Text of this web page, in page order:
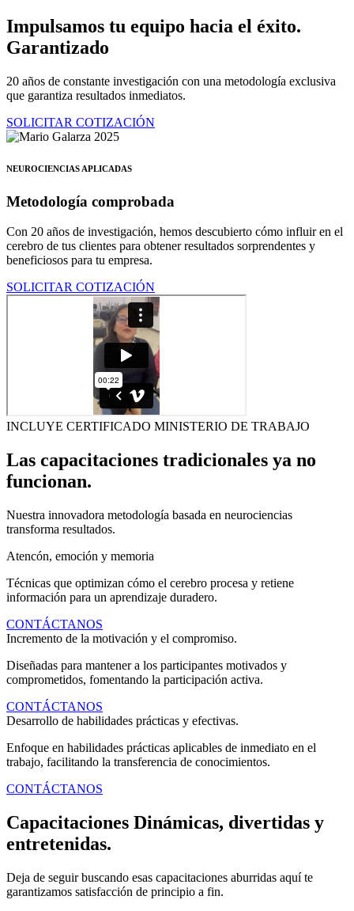
Ir
al
contenido
Impulsamos tu equipo hacia el éxito.
Garantizado
20 años de constante investigación con una metodología exclusiva
que garantiza resultados inmediatos.
SOLICITAR COTIZACIÓN
NEUROCIENCIAS APLICADAS
Metodología comprobada
Con 20 años de investigación, hemos descubierto cómo influir en el
cerebro de tus clientes para obtener resultados sorprendentes y
beneficiosos para tu empresa.
SOLICITAR COTIZACIÓN
INCLUYE CERTIFICADO MINISTERIO DE TRABAJO
Las capacitaciones tradicionales ya no
funcionan.
Nuestra innovadora metodología basada en neurociencias
transforma resultados.
Atencón, emoción y memoria
Técnicas que optimizan cómo el cerebro procesa y retiene
información para un aprendizaje duradero.
CONTÁCTANOS
Incremento de la motivación y el compromiso.
Diseñadas para mantener a los participantes motivados y
comprometidos, fomentando la participación activa.
CONTÁCTANOS
Desarrollo de habilidades prácticas y efectivas.
Enfoque en habilidades prácticas aplicables de inmediato en el
trabajo, facilitando la transferencia de conocimientos.
CONTÁCTANOS
Capacitaciones Dinámicas, divertidas y
entretenidas.
Deja de seguir buscando esas capacitaciones aburridas aquí te
garantizamos satisfacción de principio a fin.